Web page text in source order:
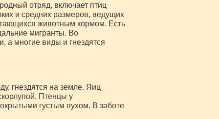
отряд, включает птиц
и средних размеров, ведущих
животным кормом. Есть
мигранты. Во
а многие виды и гнездятся
гнездятся на земле. Яиц
Птенцы у
густым пухом. В заботе